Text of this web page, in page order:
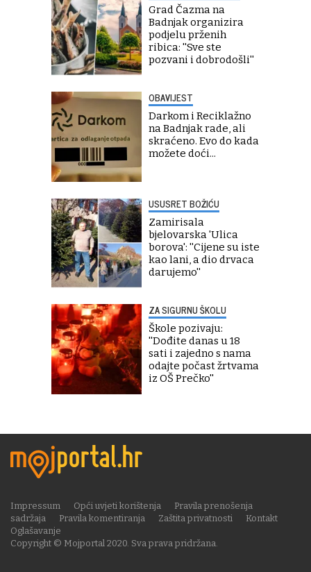
Grad Čazma na
Badnjak organizira
podjelu prženih
ribica: ''Sve ste
pozvani i dobrodošli''
OBAVIJEST
Darkom i Reciklažno
na Badnjak rade, ali
skraćeno. Evo do kada
možete doći...
USUSRET BOŽIĆU
Zamirisala
bjelovarska 'Ulica
borova': ''Cijene su iste
kao lani, a dio drvaca
darujemo''
ZA SIGURNU ŠKOLU
Škole pozivaju:
''Dođite danas u 18
sati i zajedno s nama
odajte počast žrtvama
iz OŠ Prečko''
Copyright © Mojportal 2020. Sva prava pridržana.
Impressum Opći uvjeti korištenja
Pravila prenošenja
sadržaja
Pravila komentiranja Zaštita privatnosti
Kontakt
Oglašavanje